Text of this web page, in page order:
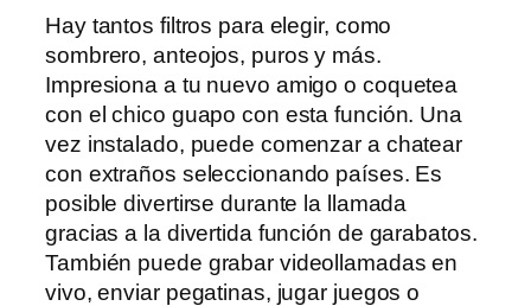
Hay tantos filtros para elegir, como
sombrero, anteojos, puros y más.
Impresiona a tu nuevo amigo o coquetea
con el chico guapo con esta función. Una
vez instalado, puede comenzar a chatear
con extraños seleccionando países. Es
posible divertirse durante la llamada
gracias a la divertida función de garabatos.
También puede grabar videollamadas en
vivo, enviar pegatinas, jugar juegos o